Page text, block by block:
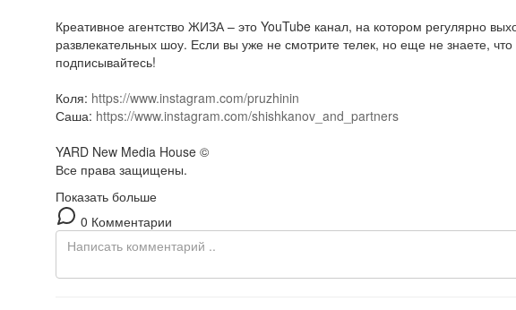
Креативное агентство ЖИЗА – это YouTube канал, на котором регулярно
развлекательных шоу. Если вы уже не смотрите телек, но еще не знаете,
подписывайтесь!
Коля: https://www.instagram.com/pruzhinin
Саша: https://www.instagram.com/shishkanov_and_partners
YARD New Media House ©
Все права защищены.
Показать больше
0 Комментарии